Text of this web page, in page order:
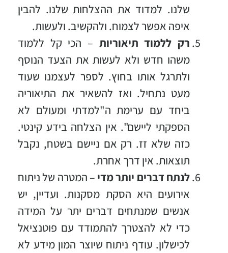
שלנו. למדוד את ההצלחות שלנו. להבין
איפה אפשר לצמוח. ולהקשיב. ולעשות.
רק ללמוד תיאוריות – הכי קל ללמוד
משהו חדש ולא לעשות את הצעד הנוסף
ולתרגל אותו בחוץ. לספר לעצמנו שעוד
מעט נתחיל. ואז להשאיר את התיאוריה
ביחד עם ערימת ה"למדתי ומעולם לא
הספקתי ליישם". אין הצלחה בידע קינטי.
כזה שלא זז. רק אם ניישם בשטח, נקבל
תוצאות. אין דרך אחרת.
לנתח דברים יותר מדי – המטרה של ניתוח
אירועים היא הסקת מסקנות. ועדיין, יש
אנשים שמנתחים דברים יתר על המידה
כדי לא להצטרך להתמודד עם פוטנציאל
לכישלון. עודף ניתוח שיוצר המון מידע לא